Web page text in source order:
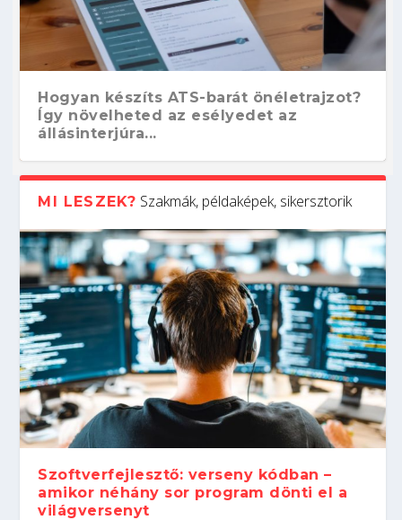
Hogyan készíts ATS-barát önéletrajzot?
Így növelheted az esélyedet az
állásinterjúra...
Kitalálod, mire használják ezeket a
gépeket?
Nem sikerült az egyetemi felvételi?
Tanulj szakmát!
Szoftverfejlesztő: verseny kódban –
amikor néhány sor program dönti el a
világversenyt...
Digitális detox – hogyan kapcsolódj ki
telefon nélkül?
MI LESZEK? Szakmák, példaképek, sikersztorik
Szoftverfejlesztő: verseny kódban –
amikor néhány sor program dönti el a
világversenyt